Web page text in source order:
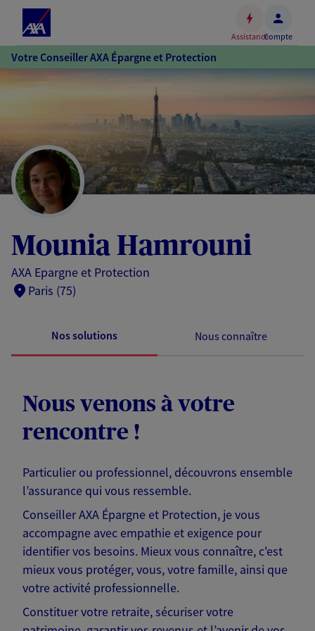
Accéder
au
contenu
principal
Accéder
au
pied
de
page
AssistanceCompte
Votre Conseiller AXA Épargne et Protection
Mounia Hamrouni
AXA Epargne et Protection
Paris (75)
Nos solutions Nous connaître
Nous venons à votre
rencontre !
Particulier ou professionnel, découvrons ensemble
l’assurance qui vous ressemble.
Conseiller AXA Épargne et Protection, je vous
accompagne avec empathie et exigence pour
identifier vos besoins. Mieux vous connaître, c'est
mieux vous protéger, vous, votre famille, ainsi que
votre activité professionnelle.
Constituer votre retraite, sécuriser votre